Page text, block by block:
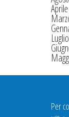
Per